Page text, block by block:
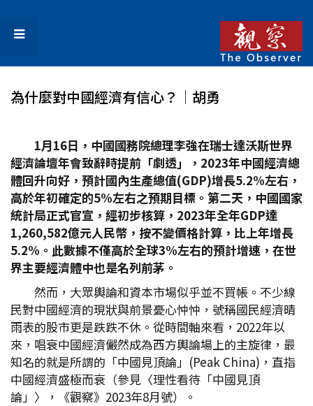
為什麼對中國經濟有信心？│胡勇
1月16日，中國國務院總理李強在瑞士達沃斯世界
經濟論壇年會致辭時提前「劇透」，2023年中國經濟總
體回升向好，預計國內生產總值(GDP)增長5.2%左右，
高於年初確定的5%左右之預期目標。第二天，中國國家
統計局正式官宣，經初步核算，2023年全年GDP達
1,260,582億元人民幣，按不變價格計算，比上年增長
5.2% 。此數據不僅高於全球3%左右的預計增速，在世
界主要經濟體中也是名列前茅。
然而，大眾輿論和資本市場似乎並不買帳。不少線
民對中國經濟的現狀與前景憂心忡忡，號稱國民經濟晴
雨表的股市更是跌跌不休。從時間軸來看，2022年以
來，唱衰中國經濟儼然成為西方輿論場上的主旋律，最
知名的就是所謂的「中國見頂論」(Peak China)，直指
中國經濟盛極而衰（參見〈理性看待「中國見頂
論」〉，《觀察》2023年8月號）。